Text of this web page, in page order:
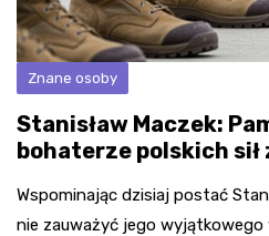
Znane osoby
Stanisław Maczek:
bohaterze polskich
Wspominając dzisiaj postać
nie zauważyć jego wyjątkowego